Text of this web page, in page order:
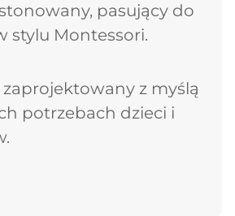
stonowany, pasujący do
stylu Montessori.
z myślą
potrzebach dzieci i